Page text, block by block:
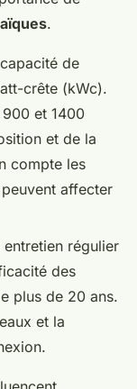
.
de
crête (kWc).
et 1400
et de la
compte les
affecter
entretien régulier
des
plus de 20 ans.
et la